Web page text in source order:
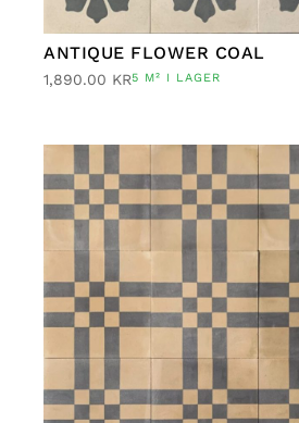
ANTIQUE FLOWER COAL
1,890.00 KR5 M² I LAGER